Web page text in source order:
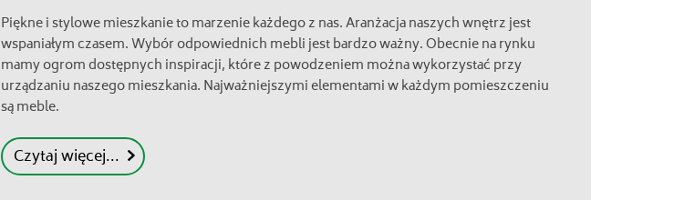
Piękne i stylowe mieszkanie to marzenie każdego z nas. Aranżacja naszych wnętrz jest
wspaniałym czasem. Wybór odpowiednich mebli jest bardzo ważny. Obecnie na rynku
mamy ogrom dostępnych inspiracji, które z powodzeniem można wykorzystać przy
urządzaniu naszego mieszkania. Najważniejszymi elementami w każdym pomieszczeniu
są meble.
Czytaj więcej...